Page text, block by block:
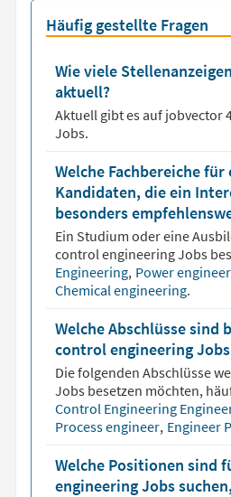
Häufig gestellte Fragen
Wie viele
aktuell?
Aktuell gibt es auf jobvector
Jobs.
Welche Fachbereiche
Kandidaten, die ein
besonders
Ein Studium oder eine
control engineeringJobs
Engineering, Power
Chemical engineering.
Welche Abschlüsse sind
control engineering
Die folgenden Abschlüsse
Jobs besetzen möchten,
Control Engineering
Process engineer, Engineer
Welche Positionen sind
engineering Jobs